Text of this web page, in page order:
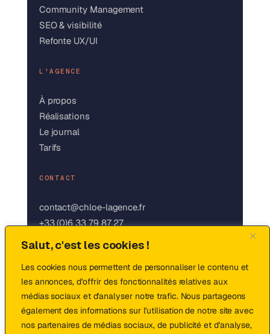
Salut, c'est les cookies !
Les cookies nous permettent de personnaliser le contenu et
les annonces, d'offrir des fonctionnalités relatives aux
médias sociaux et d'analyser notre trafic. Nous partageons
également des informations sur l'utilisation de notre site avec
nos partenaires de médias sociaux, de publicité et d'analyse,
Community Management
SEO & visibilité
Refonte UX/UI
L'AGENCE
À propos
Réalisations
Le journal
Tarifs
CONTACT
contact@chloe-lagence.fr
+33 (0)6 33 79 87 27
LinkedIn
Instagram
© 2026 Chloé · L'Agence Digitale — fait
avec ❤ en France